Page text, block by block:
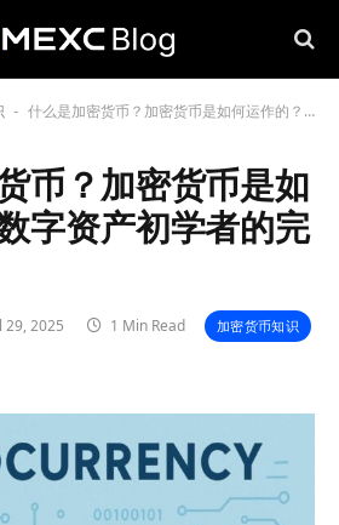
- 什么是加密货币？加密货币是如何运作的？数字资产初学者的完整指南
币？加密货币是如
字资产初学者的完
29, 2025 1 Min Read 加密货币知识